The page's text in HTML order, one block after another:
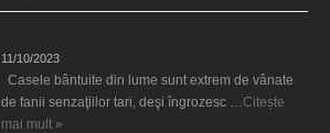
11/10/2023
Casele bântuite din lume sunt extrem de vânate
de fanii senzaţiilor tari, deşi îngrozesc … Citește
mai mult »